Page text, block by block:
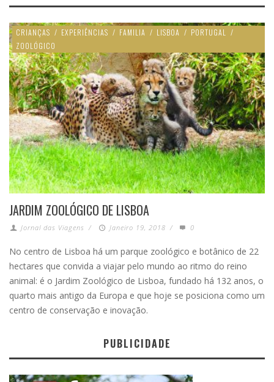
CRIANÇAS / EXPERIÊNCIAS / FAMILIA / LISBOA / PORTUGAL
/
ZOOLÓGICO
JARDIM ZOOLÓGICO DE LISBOA
Jornal das Viagens / Janeiro 19, 2018 / 0
No centro de Lisboa há um parque zoológico e botânico de 22
hectares que convida a viajar pelo mundo ao ritmo do reino
animal: é o Jardim Zoológico de Lisboa, fundado há 132 anos, o
quarto mais antigo da Europa e que hoje se posiciona como um
centro de conservação e inovação.
PUBLICIDADE